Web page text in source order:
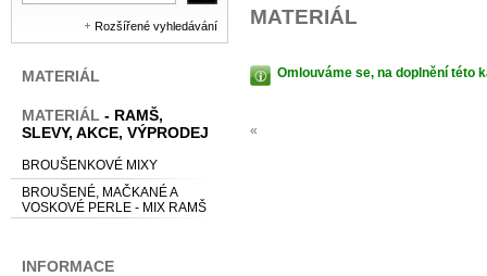
Rozšířené vyhledávání
MATERIÁL
MATERIÁL - RAMŠ,
SLEVY, AKCE, VÝPRODEJ
BROUŠENKOVÉ MIXY
BROUŠENÉ, MAČKANÉ A
VOSKOVÉ PERLE - MIX RAMŠ
INFORMACE
MATERIÁL
Omlouváme se, na doplnění této
«